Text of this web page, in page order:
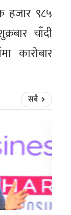
हजार ९८५
चाँदी
कारोबार
सबै